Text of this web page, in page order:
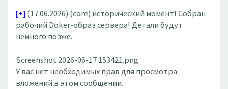
[+] (17.06.2026) (core) исторический момент! Собран
рабочий Doker-образ сервера! Детали будут
немного позже.
Screenshot 2026-06-17 153421.png
У вас нет необходимых прав для просмотра
вложений в этом сообщении.